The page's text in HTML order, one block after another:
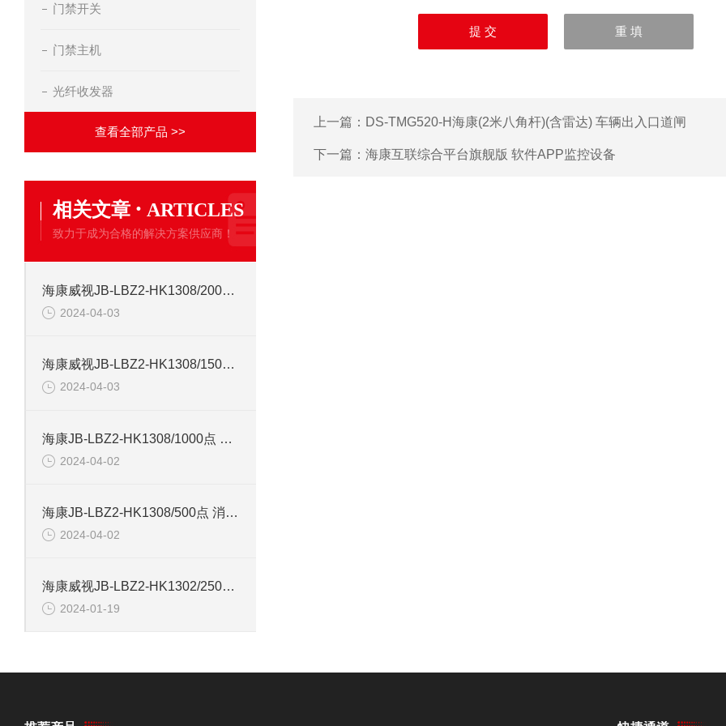
门禁开关
门禁主机
光纤收发器
查看全部产品 >>
相关文章 · ARTICLES
致力于成为合格的解决方案供应商！
海康威视JB-LBZ2-HK1308/2000点 火灾消防报警控制器
2024-04-03
海康威视JB-LBZ2-HK1308/1500点 火灾报警控制器
2024-04-03
海康JB-LBZ2-HK1308/1000点 火灾报警控制器
2024-04-02
海康JB-LBZ2-HK1308/500点 消防联动控制器
2024-04-02
海康威视JB-LBZ2-HK1302/250点 火灾报警控制器
2024-01-19
上一篇： DS-TMG520-H海康(2米八角杆)(含雷达) 车辆出入口道闸
下一篇： 海康互联综合平台旗舰版 软件APP监控设备